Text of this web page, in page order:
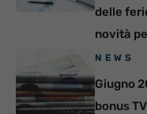
delle
novità
NEWS
Giugno
bonus